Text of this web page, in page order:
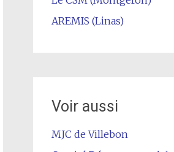
AREMIS (Linas)
Voir aussi
MJC de Villebon